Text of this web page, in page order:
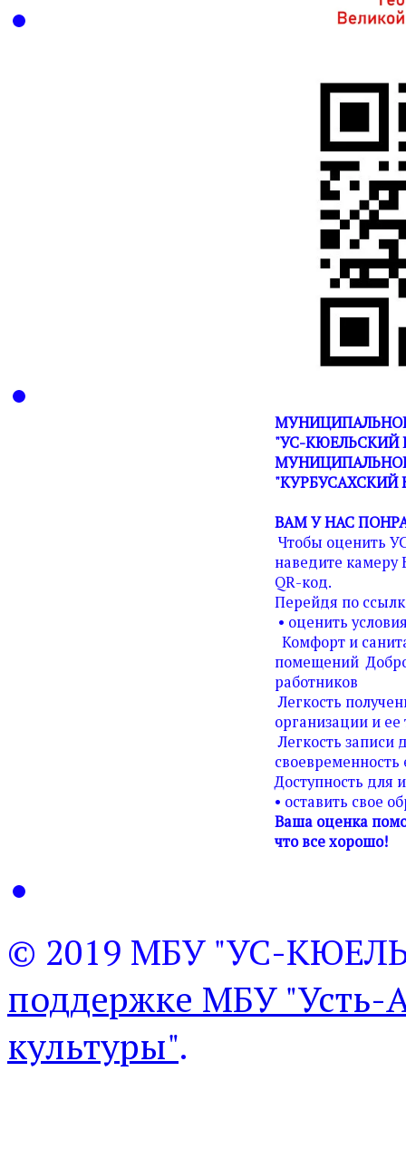
"УС-КЮЕЛЬСКИЙ
"КУРБУСАХСКИЙ
ВАМ У НАС
Чтобы оценить
наведите камеру
QR-код.
Перейдя по
• оценить
Комфорт и
помещений
работников
Легкость
организации и ее
Легкость записи
своевременность
Доступность для
• оставить свое
Ваша оценка
что все хорошо!
© 2019 МБУ "УС-
поддержке МБУ "Усть-
культуры".